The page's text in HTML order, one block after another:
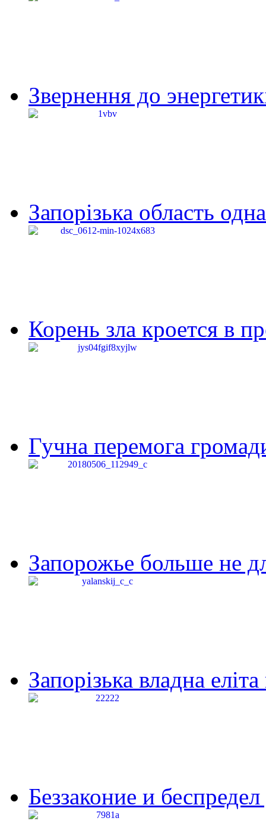
Звернення до
Запорізька область
Корень зла кроется в
Гучна перемога
Запорожье больше не
Запорізька владна
Беззаконие и